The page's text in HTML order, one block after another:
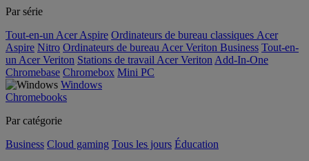
Par série
Tout-en-un Acer Aspire Ordinateurs de bureau classiques Acer
Aspire Nitro Ordinateurs de bureau Acer Veriton Business Tout-en-
un Acer Veriton Stations de travail Acer Veriton Add-In-One
Chromebase Chromebox Mini PC
Windows
Chromebooks
Par catégorie
Business Cloud gaming Tous les jours Éducation